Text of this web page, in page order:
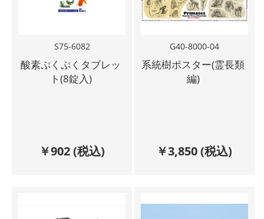
S75-6082
酸素ぷくぷくタブレッ
ト(8錠入)
￥902(税込)
G40-8000-04
系統樹ポスター(霊長類
編)
￥3,850(税込)